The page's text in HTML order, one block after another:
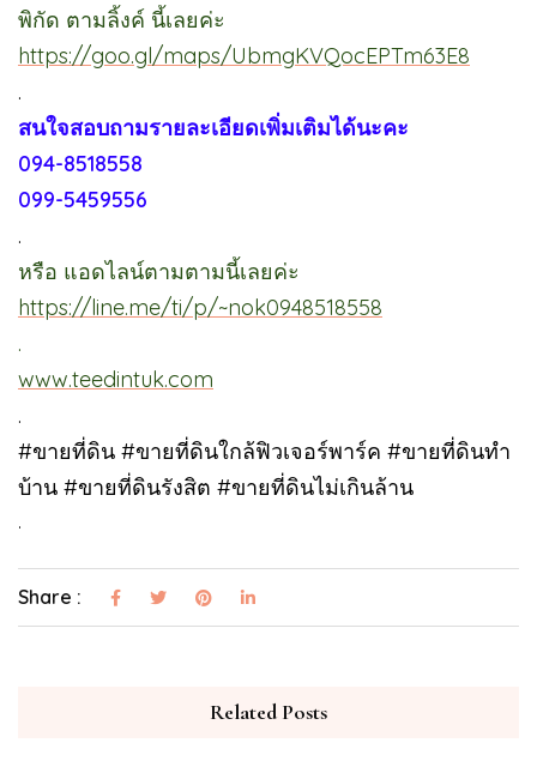
พิกัด ตามลิ้งค์ นี้เลยค่ะ
https://goo.gl/maps/UbmgKVQocEPTm63E8
.
สนใจสอบถามรายละเอียดเพิ่มเติมได้นะคะ
094-8518558
099-5459556
.
หรือ แอดไลน์ตามตามนี้เลยค่ะ
https://line.me/ti/p/~nok0948518558
.
www.teedintuk.com
.
#ขายที่ดิน #ขายที่ดินใกล้ฟิวเจอร์พาร์ค #ขายที่ดินทำ
บ้าน #ขายที่ดินรังสิต #ขายที่ดินไม่เกินล้าน
.
Share :
Related Posts